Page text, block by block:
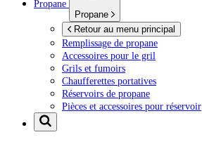
Propane
Propane
Retour au menu principal
Remplissage de propane
Accessoires pour le gril
Grils et fumoirs
Chaufferettes portatives
Réservoirs de propane
Pièces et accessoires pour réservoir